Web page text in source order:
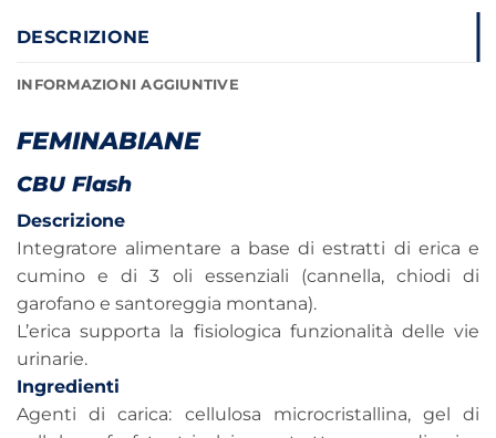
DESCRIZIONE
INFORMAZIONI AGGIUNTIVE
FEMINABIANE
CBU Flash
Descrizione
Integratore alimentare a base di estratti di erica e
cumino e di 3 oli essenziali (cannella, chiodi di
garofano e santoreggia montana).
L’erica supporta la fisiologica funzionalità delle vie
urinarie.
Ingredienti
Agenti di carica: cellulosa microcristallina, gel di